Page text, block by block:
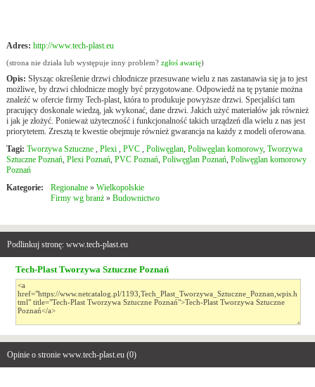
Adres: http://www.tech-plast.eu
(strona nie działa lub występuje inny problem? zgłoś awarię)
Opis: Słysząc określenie drzwi chłodnicze przesuwane wielu z nas zastanawia się ja to jest
możliwe, by drzwi chłodnicze mogły być przygotowane. Odpowiedź na tę pytanie można
znaleźć w ofercie firmy Tech-plast, która to produkuje powyższe drzwi. Specjaliści tam
pracujący doskonale wiedzą, jak wykonać, dane drzwi. Jakich użyć materiałów jak również
i jak je złożyć. Ponieważ użyteczność i funkcjonalność takich urządzeń dla wielu z nas jest
priorytetem. Zresztą te kwestie obejmuje również gwarancja na każdy z modeli oferowana.
Tagi: Tworzywa Sztuczne Plexi PVC Poliwęglan, Poliwęglan komorowy, Tworzywa
Sztuczne Poznań, Plexi Poznań, PVC Poznań, Poliwęglan Poznań, Poliwęglan komorowy
Poznań
Kategorie:
Regionalne» Wielkopolskie
Firmy wg branż» Budownictwo
Podlinkuj stronę: www.tech-plast.eu
Tech-Plast Tworzywa Sztuczne Poznań
Opinie o stronie www.tech-plast.eu (0)